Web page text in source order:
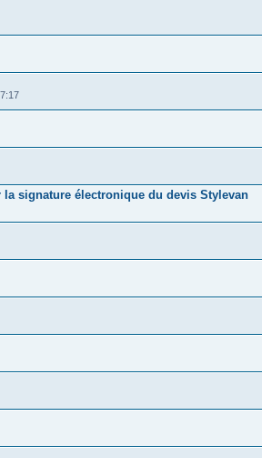
signature électronique du devis Stylevan